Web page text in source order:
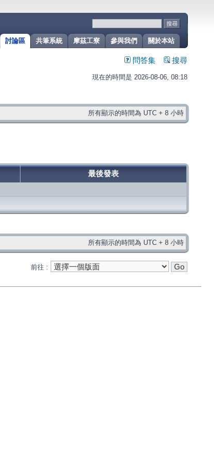
關於本站
參與我們
摩茲工寮
共筆系統
討論區
問答集 搜尋
現在的時間是 2026-08-06, 08:18
所有顯示的時間為 UTC + 8 小時
最後發表
所有顯示的時間為 UTC + 8 小時
前往 :